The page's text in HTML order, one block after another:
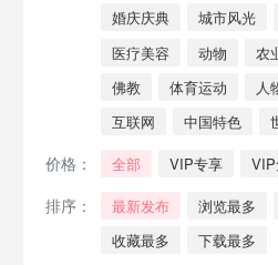
婚庆庆典
城市风光
医疗美容
动物 农
佛教
体育运动 人
互联网
中国特色
价格： 全部 VIP专享
排序： 最新发布 浏览最多
收藏最多
下载最多